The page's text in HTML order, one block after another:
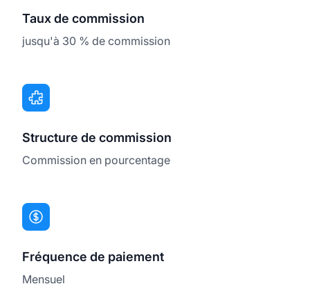
Taux de commission
jusqu'à 30 % de commission
Structure de commission
Commission en pourcentage
Fréquence de paiement
Mensuel